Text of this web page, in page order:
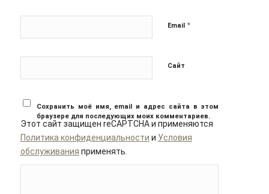
Email *
Сайт
Сохранить моё имя, email и адрес сайта в этом
браузере для последующих моих комментариев.
Этот сайт защищен reCAPTCHA и применяются
Политика конфиденциальности и Условия
обслуживания применять.